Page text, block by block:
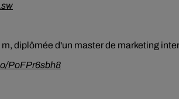
diplômée d'un master de marketing
PoFPr6sbh8